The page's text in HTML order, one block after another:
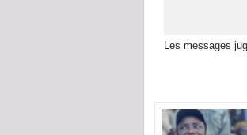
Les messages